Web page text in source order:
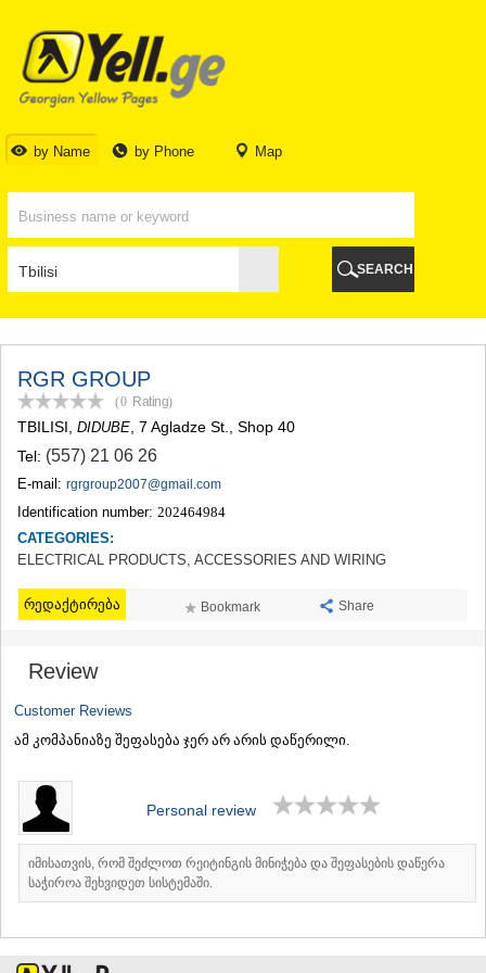
by Name by Phone Map
TBILISI
TBILISI
ABKHAZIA
GALI
BATUMI
KOBULETI
SHUAKHEVI
CHAKVI
OZURGETI
CHOKHATAURI
UREKI
IMERETI
BAGHDATI
VANI
ZESTAPONI
TERJOLA
SACHKHERE
TKIBULI
KUTAISI
TSKALTUBO
KHONI
GURJAANI
TELAVI
LAGODEKHI
SAGAREJO
SIGNAGI
KVARELI
TSNORI
TIANETI
SEARCH
RGR GROUP
(0 Rating)
TBILISI DIDUBE , 7 Agladze St., Shop 40
Tel: (557) 21 06 26
E-mail: rgrgroup2007@gmail.com
Identification number: 202464984
CATEGORIES:
ELECTRICAL PRODUCTS, ACCESSORIES AND WIRING
რედაქტირება Bookmark Share
Review
Customer Reviews
ამ კომპანიაზე შეფასება ჯერ არ არის დაწერილი.
Personal review
იმისათვის, რომ შეძლოთ რეიტინგის მინიჭება და შეფასების დაწერა
საჭიროა შეხვიდეთ სისტემაში.